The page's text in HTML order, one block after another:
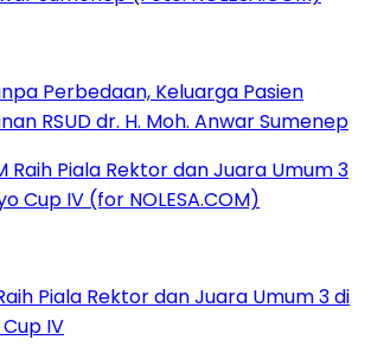
Perbedaan, Keluarga Pasien
RSUD dr. H. Moh. Anwar Sumenep
Piala Rektor dan Juara Umum 3 di
IV